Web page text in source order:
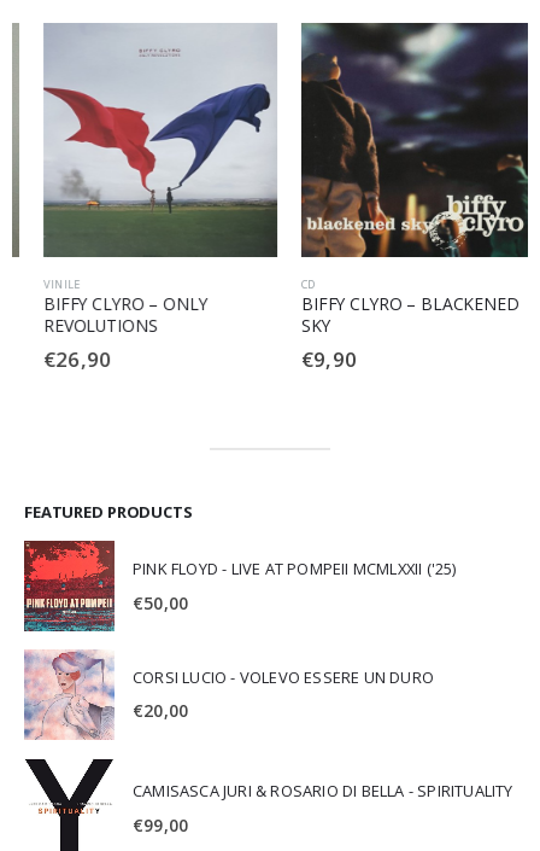
VINILE
BIFFY CLYRO – ONLY
REVOLUTIONS
26,90
BIFFY CLYRO – BLACKENED
SKY
9,90
FEATURED PRODUCTS
PINK FLOYD - LIVE AT POMPEII MCMLXXII ('25)
€50,00
CORSI LUCIO - VOLEVO ESSERE UN DURO
€20,00
CAMISASCA JURI & ROSARIO DI BELLA - SPIRITUALITY
€99,00